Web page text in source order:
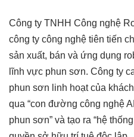
Công ty TNHH Công nghệ
công ty công nghệ tiên tiến
sản xuất, bán và ứng dụng
lĩnh vực phun sơn. Công ty
phun sơn linh hoạt của
qua “con đường công nghệ
phun sơn” và tạo ra “hệ